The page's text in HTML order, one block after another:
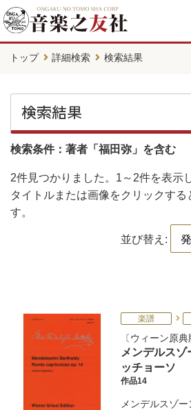
トップ 詳細検索 検索結果
検索結果
検索条件：著者「福田弥」を含む
2件見つかりました。 1～2件を表示
タイトルまたは画像をクリックする
す。
並び替え:
楽譜
ウィーン原
メンデルス
ッチョーソ
作品14
メンデルスゾー